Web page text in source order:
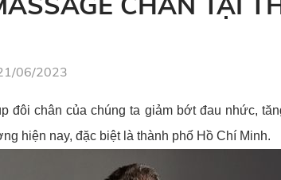
06/2023
đôi chân của chúng ta giảm bớt đau nhức,
hiện nay, đặc biệt là thành phố Hồ Chí Minh.